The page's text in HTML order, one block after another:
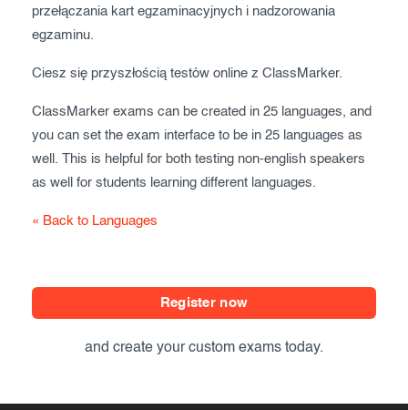
przełączania kart egzaminacyjnych i nadzorowania
egzaminu.
Ciesz się przyszłością testów online z ClassMarker.
ClassMarker exams can be created in 25 languages, and
you can set the exam interface to be in 25 languages as
well. This is helpful for both testing non-english speakers
as well for students learning different languages.
« Back to Languages
Register now
and create your custom exams today.